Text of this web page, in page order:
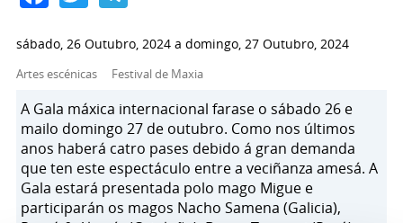
sábado, 26 Outubro, 2024a domingo, 27 Outubro, 2024
Artes escénicas Festival de Maxia
A Gala máxica internacional farase o sábado 26 e
mailo domingo 27 de outubro. Como nos últimos
anos haberá catro pases debido á gran demanda
que ten este espectáculo entre a veciñanza amesá. A
Gala estará presentada polo mago Migue e
participarán os magos Nacho Samena (Galicia),